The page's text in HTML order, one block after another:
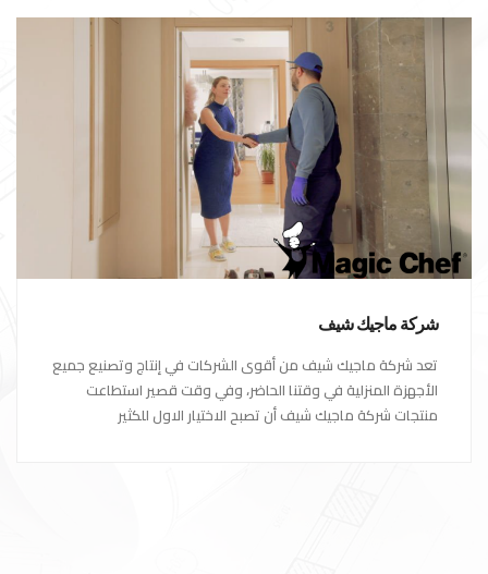
شركة ماجيك شيف
تعد شركة ماجيك شيف من أقوى الشركات في إنتاج وتصنيع جميع
الأجهزة المنزلية في وقتنا الحاضر، وفي وقت قصير استطاعت
منتجات شركة ماجيك شيف أن تصبح الاختيار الاول للكثير